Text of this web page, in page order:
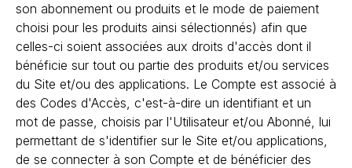
son abonnement ou produits et le mode de paiement
choisi pour les produits ainsi sélectionnés) afin que
celles-ci soient associées aux droits d'accès dont il
bénéficie sur tout ou partie des produits et/ou services
du Site et/ou des applications. Le Compte est associé à
des Codes d'Accès, c'est-à-dire un identifiant et un
mot de passe, choisis par l'Utilisateur et/ou Abonné, lui
permettant de s'identifier sur le Site et/ou applications,
de se connecter à son Compte et de bénéficier des